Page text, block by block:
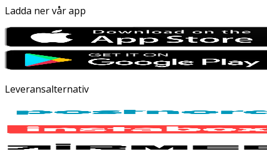
Ladda ner vår app
Leveransalternativ